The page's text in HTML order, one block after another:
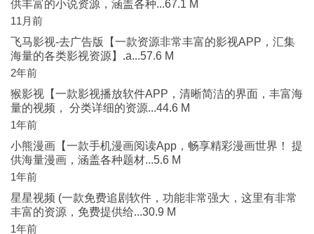
供丰富的小说资源，涵盖各种...67.1 M
11月前
飞马影视-去广告版【一款资源非常丰富的影视APP，汇集
海量的各类影视资源】.a...57.6 M
2年前
猴影视【一款影视播放软件APP，清晰简洁的界面，丰富海
量的视频， 分类详细的资源...44.6 M
1年前
小熊漫画【一款手机漫画阅读App，畅享精彩漫画世界！ 提
供海量漫画，涵盖各种题材...5.6 M
1年前
星星视频 (一款免费追剧软件，功能非常强大，这里有非常
丰富的资源，免费提供给...30.9 M
1年前